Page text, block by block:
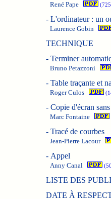
René Pape
- L'ordinateur : un
Laurence Gobin
TECHNIQUE
- Terminer
Bruno Petazzoni
- Table traçante et
Roger Culos
- Copie d'écran
Marc Fontaine
- Tracé de courbes
Jean-Pierre Lacour
- Appel
Anny Canal
LISTE DES
DATE À